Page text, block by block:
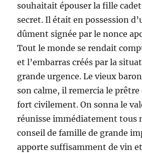
souhaitait épouser la fille
secret. Il était en possession
dûment signée par le nonce
Tout le monde se rendait
et l’embarras créés par la
grande urgence. Le vieux
son calme, il remercia le prêtre
fort civilement. On sonna le
réunisse immédiatement tous
conseil de famille de grande
apporte suffisamment de vin et